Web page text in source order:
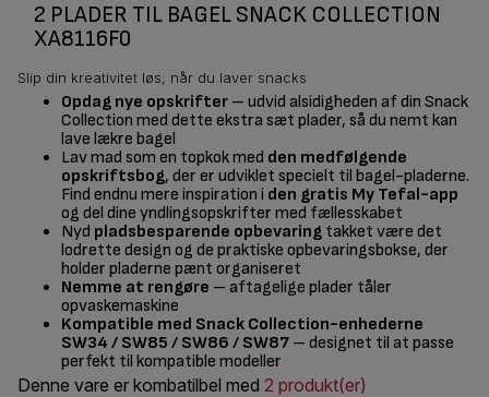
2 PLADER TIL BAGEL SNACK COLLECTION
XA8116F0
Slip din kreativitet løs, når du laver snacks
Opdag nye opskrifter – udvid alsidigheden af din Snack
Collection med dette ekstra sæt plader, så du nemt kan
lave lækre bagel
Lav mad som en topkok med den medfølgende
opskriftsbog, der er udviklet specielt til bagel-pladerne.
Find endnu mere inspiration i den gratis My Tefal-app
og del dine yndlingsopskrifter med fællesskabet
Nyd pladsbesparende opbevaring takket være det
lodrette design og de praktiske opbevaringsbokse, der
holder pladerne pænt organiseret
Nemme at rengøre – aftagelige plader tåler
opvaskemaskine
Kompatible med Snack Collection-enhederne
SW34 / SW85 / SW86 / SW87 – designet til at passe
perfekt til kompatible modeller
Denne vare er kombatilbel med 2 produkt(er)